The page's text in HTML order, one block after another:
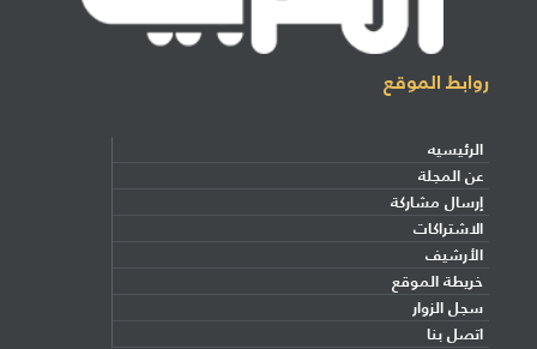
روابط الموقع
الرئيسيه
عن المجلة
إرسال مشاركة
الاشتراكات
الأرشيف
خريطة الموقع
سجل الزوار
اتصل بنا